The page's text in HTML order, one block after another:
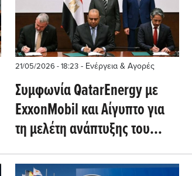
21/05/2026 - 18:23 - Ενέργεια & Αγορές
Συμφωνία QatarEnergy με
ExxonMobil και Αίγυπτο για
τη μελέτη ανάπτυξης του
φυσικού αερίου στην Κύπρο